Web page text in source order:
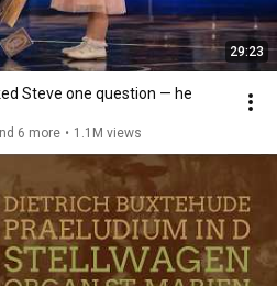
29:23
Steve one question — he
6 more • 1.1M views